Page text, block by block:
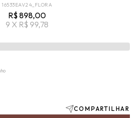
16533EAV24_FLORA
R$ 898,00
9 X R$ 99,78
COMPARTILHAR